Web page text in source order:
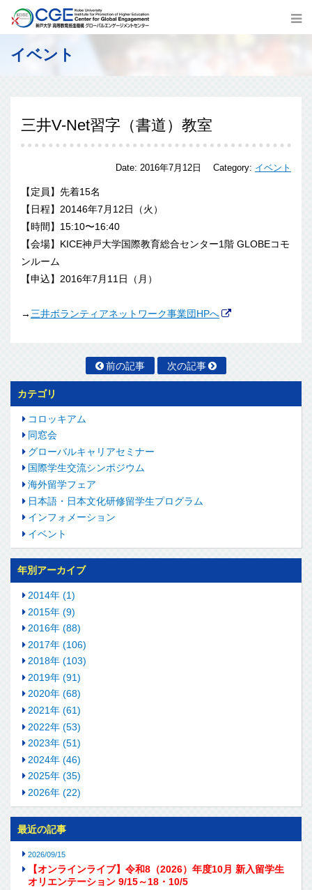
イベント
三井V-Net習字（書道）教室
Date:2016年7月12日 Category: イベント
【定員】先着15名
【日程】20146年7月12日（火）
【時間】15:10〜16:40
【会場】KICE神戸大学国際教育総合センター1階 GLOBEコモ
ンルーム
【申込】2016年7月11日（月）
→ 三井ボランティアネットワーク事業団HPへ
前の記事 次の記事
カテゴリ
コロッキアム
同窓会
グローバルキャリアセミナー
国際学生交流シンポジウム
海外留学フェア
日本語・日本文化研修留学生プログラム
インフォメーション
イベント
年別アーカイブ
2014年 (1)
2015年 (9)
2016年 (88)
2017年 (106)
2018年 (103)
2019年 (91)
2020年 (68)
2021年 (61)
2022年 (53)
2023年 (51)
2024年 (46)
2025年 (35)
2026年 (22)
最近の記事
2026/09/15
【オンラインライブ】令和8（2026）年度10月 新入留学生
オリエンテーション 9/15～18・10/5